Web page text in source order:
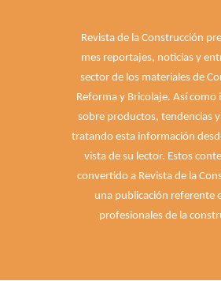
Revista de la Construcción
mes reportajes, noticias y
sector de los materiales de
Reforma y Bricolaje. Así como
sobre productos, tendencias
tratando esta información
vista de su lector. Estos
convertido a Revista de la
una publicación referente
profesionales de la